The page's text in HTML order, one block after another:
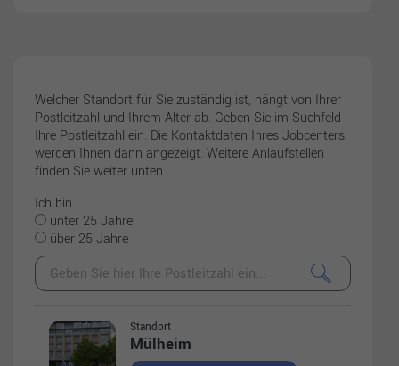
Welcher Standort für Sie zuständig ist, hängt von Ihrer
Postleitzahl und Ihrem Alter ab. Geben Sie im Suchfeld
Ihre Postleitzahl ein. Die Kontaktdaten Ihres Jobcenters
werden Ihnen dann angezeigt. Weitere Anlaufstellen
finden Sie weiter unten.
Ich bin
unter 25 Jahre
über 25 Jahre
Standort
Mülheim